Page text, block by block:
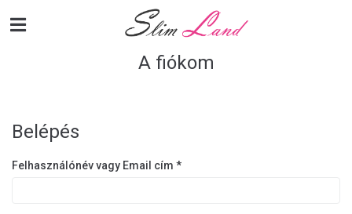
A fiókom
Belépés
Felhasználónév vagy Email cím *